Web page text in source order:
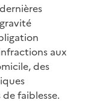
aux
des
faiblesse.